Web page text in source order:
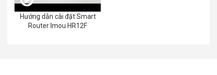
Hướng dẫn cài đặt Smart
Router Imou HR12F